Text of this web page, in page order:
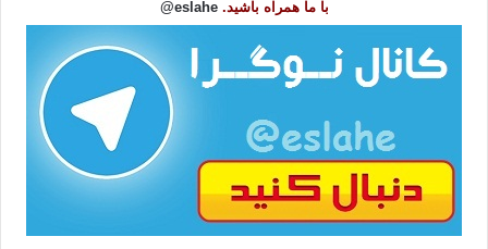
با ما همراه باشید. eslahe@